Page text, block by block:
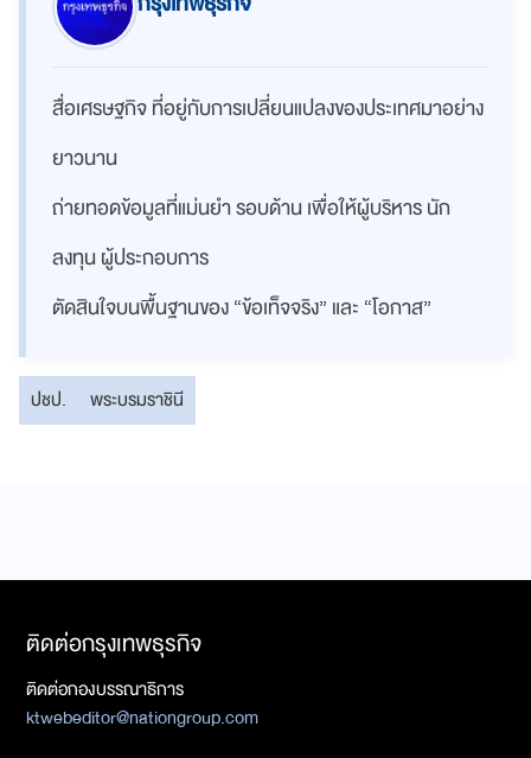
สื่อเศรษฐกิจ ที่อยู่กับการเปลี่ยนแปลงของประเทศมาอย่าง
ยาวนาน
ถ่ายทอดข้อมูลที่แม่นยำ รอบด้าน เพื่อให้ผู้บริหาร นัก
ลงทุน ผู้ประกอบการ
ตัดสินใจบนพื้นฐานของ “ข้อเท็จจริง” และ “โอกาส”
ปชป. พระบรมราชินี
ติดต่อกรุงเทพธุรกิจ
ติดต่อกองบรรณาธิการ
ktwebeditor@nationgroup.com